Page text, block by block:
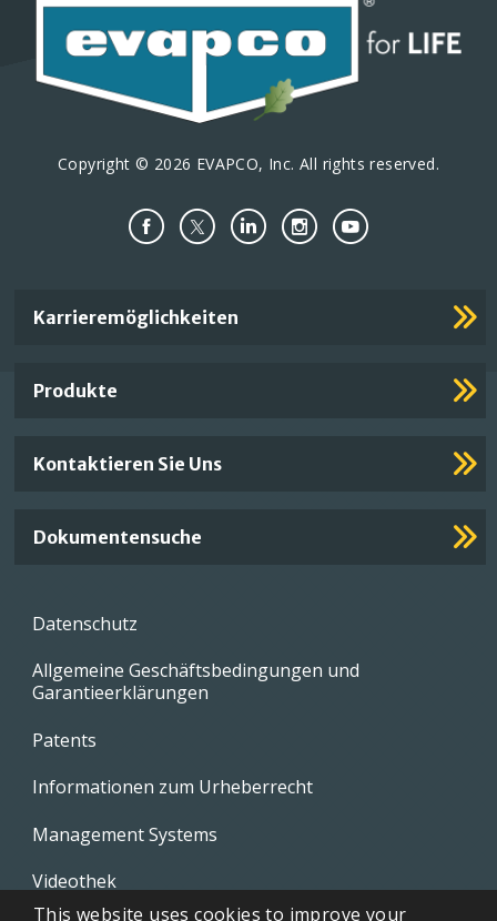
Copyright © 2026 EVAPCO, Inc. All rights reserved.
Important
Karrieremöglichkeiten
Produkte
Kontaktieren Sie Uns
Dokumentensuche
Footer
Datenschutz
Allgemeine Geschäftsbedingungen und
Garantieerklärungen
Patents
Informationen zum Urheberrecht
Management Systems
Videothek
This website uses cookies to improve your